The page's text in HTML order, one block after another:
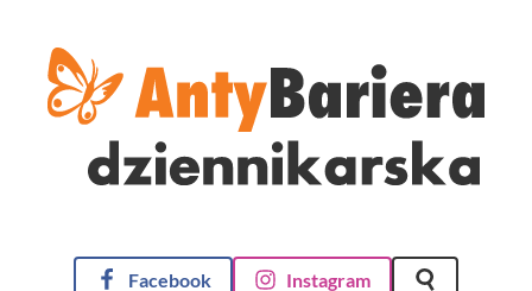
AntyBariera Dziennikarska
Facebook
Instagram